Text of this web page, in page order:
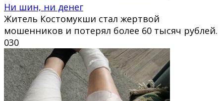
Ни шин, ни денег
Житель Костомукши стал жертвой
мошенников и потерял более 60 тысяч рублей.
030